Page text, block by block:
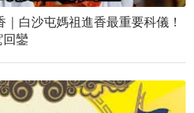
白沙屯媽祖進香最重要科儀！
回鑾